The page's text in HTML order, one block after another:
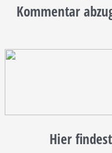
Kommentar
Hier